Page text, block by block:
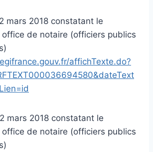
mars 2018 constatant le
office de notaire (officiers publics
affichTexte.do?
mars 2018 constatant le
office de notaire (officiers publics